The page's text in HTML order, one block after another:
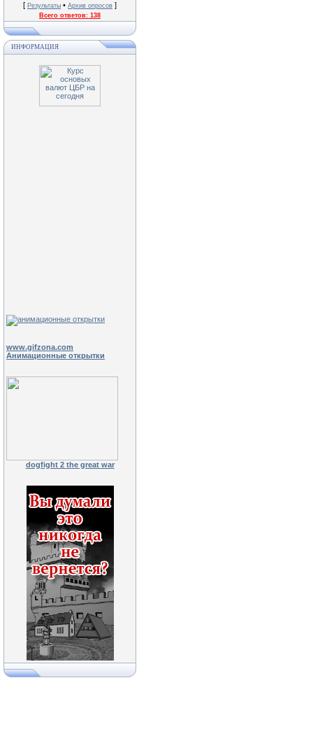
[ Результаты • Архив опросов ]
Всего ответов: 138
ИНФОРМАЦИЯ
www.gifzona.com
Анимационные открытки
dogfight 2 the great war